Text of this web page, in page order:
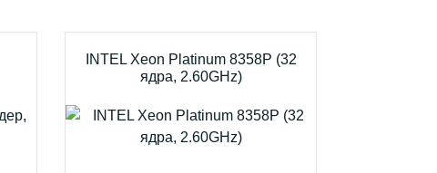
INTEL Xeon Platinum 8358P (32
ядра, 2.60GHz)